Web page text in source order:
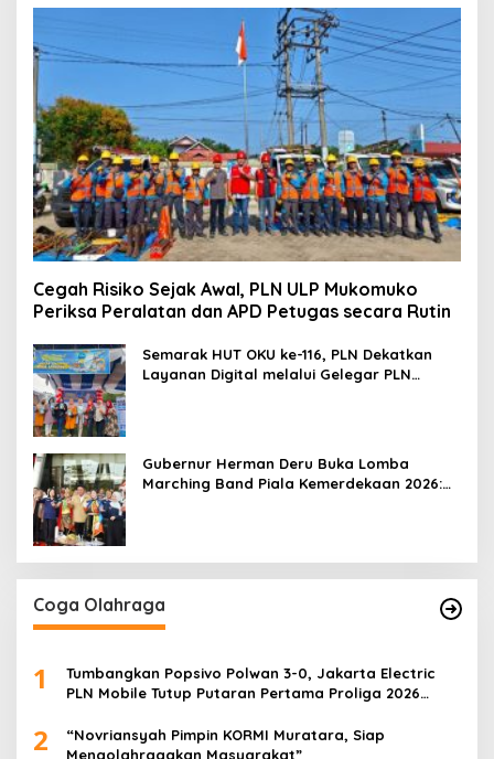
Cegah Risiko Sejak Awal, PLN ULP Mukomuko
Periksa Peralatan dan APD Petugas secara Rutin
Semarak HUT OKU ke-116, PLN Dekatkan
Layanan Digital melalui Gelegar PLN
Gubernur Herman Deru Buka Lomba
Marching Band Piala Kemerdekaan 2026:
Coga Olahraga
1
Tumbangkan Popsivo Polwan 3-0, Jakarta Electric
PLN Mobile Tutup Putaran Pertama Proliga 2026
2
“Novriansyah Pimpin KORMI Muratara, Siap
Mengolahragakan Masyarakat”